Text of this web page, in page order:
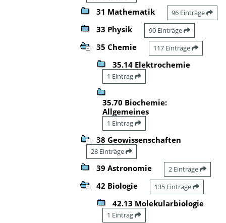
31 Mathematik 96 Einträge
33 Physik 90 Einträge
35 Chemie 117 Einträge
35.14 Elektrochemie
1 Eintrag
35.70 Biochemie:
Allgemeines
1 Eintrag
38 Geowissenschaften
28 Einträge
39 Astronomie 2 Einträge
42 Biologie 135 Einträge
42.13 Molekularbiologie
1 Eintrag